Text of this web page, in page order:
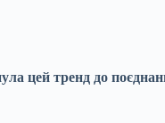
цей тренд до